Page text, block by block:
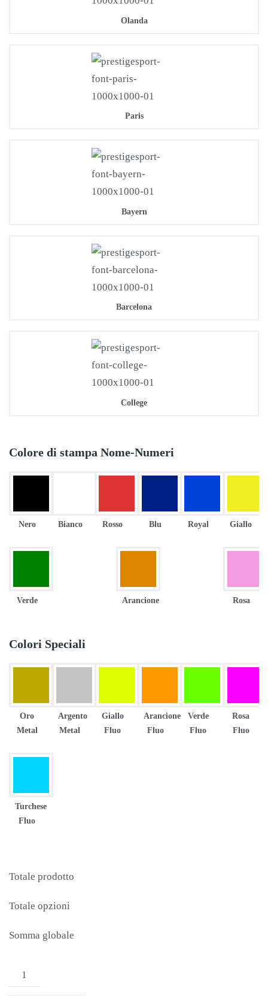
Olanda
Paris
Bayern
Barcelona
College
Colore di stampa Nome-Numeri
Nero Bianco Rosso Blu Royal Giallo
Verde Arancione Rosa
Colori Speciali
Oro
Metal
Argento
Metal
Giallo
Fluo
Arancione
Fluo
Verde
Fluo
Rosa
Fluo
Turchese
Fluo
Totale prodotto
Totale opzioni
Somma globale
PANTALONCINO
ERREA'